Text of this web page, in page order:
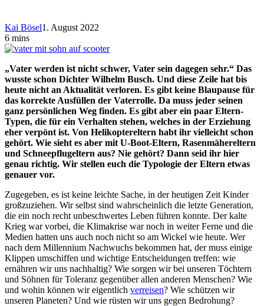
Kai Bösel1. August 2022
6 mins
„Vater werden ist nicht schwer, Vater sein dagegen sehr.“ Das
wusste schon Dichter Wilhelm Busch. Und diese Zeile hat bis
heute nicht an Aktualität verloren. Es gibt keine Blaupause für
das korrekte Ausfüllen der Vaterrolle. Da muss jeder seinen
ganz persönlichen Weg finden. Es gibt aber ein paar Eltern-
Typen, die für ein Verhalten stehen, welches in der Erziehung
eher verpönt ist. Von Helikoptereltern habt ihr vielleicht schon
gehört. Wie sieht es aber mit U-Boot-Eltern, Rasenmähereltern
und Schneepflugeltern aus? Nie gehört? Dann seid ihr hier
genau richtig. Wir stellen euch die Typologie der Eltern etwas
genauer vor.
Zugegeben, es ist keine leichte Sache, in der heutigen Zeit Kinder
großzuziehen. Wir selbst sind wahrscheinlich die letzte Generation,
die ein noch recht unbeschwertes Leben führen konnte. Der kalte
Krieg war vorbei, die Klimakrise war noch in weiter Ferne und die
Medien hatten uns auch noch nicht so am Wickel wie heute. Wer
nach dem Millennium Nachwuchs bekommen hat, der muss einige
Klippen umschiffen und wichtige Entscheidungen treffen: wie
ernähren wir uns nachhaltig? Wie sorgen wir bei unseren Töchtern
und Söhnen für Toleranz gegenüber allen anderen Menschen? Wie
und wohin können wir eigentlich verreisen? Wie schützen wir
unseren Planeten? Und wie rüsten wir uns gegen Bedrohung?